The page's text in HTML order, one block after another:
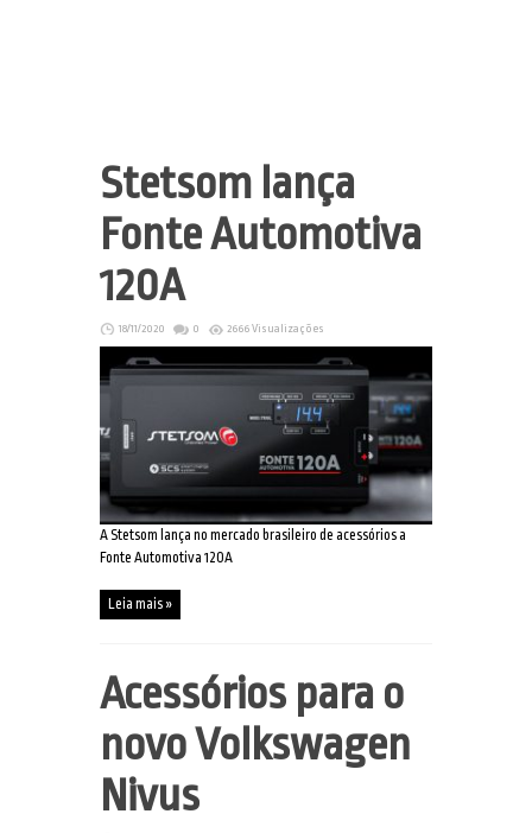
Stetsom lança
Fonte Automotiva
120A
18/11/2020 0 2666 Visualizações
A Stetsom lança no mercado brasileiro de acessórios a
Fonte Automotiva 120A
Leia mais »
Acessórios para o
novo Volkswagen
Nivus